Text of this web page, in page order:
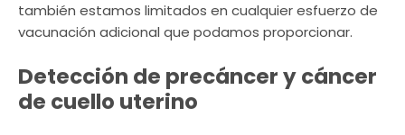
también estamos limitados en cualquier esfuerzo de
vacunación adicional que podamos proporcionar.
Detección de precáncer y cáncer
de cuello uterino